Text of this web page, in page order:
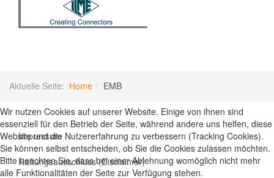
Aktuelle Seite: Home EMB
Impressum
Haftungsausschluss (Disclaimer)
Wir nutzen Cookies auf unserer Website. Einige von ihnen sind
essenziell für den Betrieb der Seite, während andere uns helfen, diese
Website und die Nutzererfahrung zu verbessern (Tracking Cookies).
Sie können selbst entscheiden, ob Sie die Cookies zulassen möchten.
Bitte beachten Sie, dass bei einer Ablehnung womöglich nicht mehr
alle Funktionalitäten der Seite zur Verfügung stehen.